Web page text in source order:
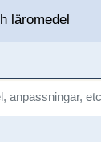
läromedel